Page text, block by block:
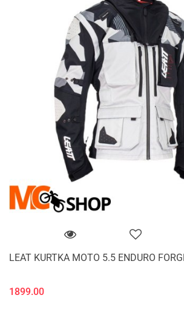
LEAT KURTKA MOTO 5.5 ENDURO
1899.00